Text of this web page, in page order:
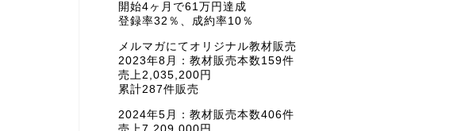
開始4ヶ月で61万円達成
登録率32％、成約率10％
メルマガにてオリジナル教材販売
2023年8月：教材販売本数159件
売上2,035,200円
累計287件販売
2024年5月：教材販売本数406件